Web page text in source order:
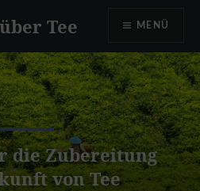
Tee MENÜ
die Zubereitung
von Tee